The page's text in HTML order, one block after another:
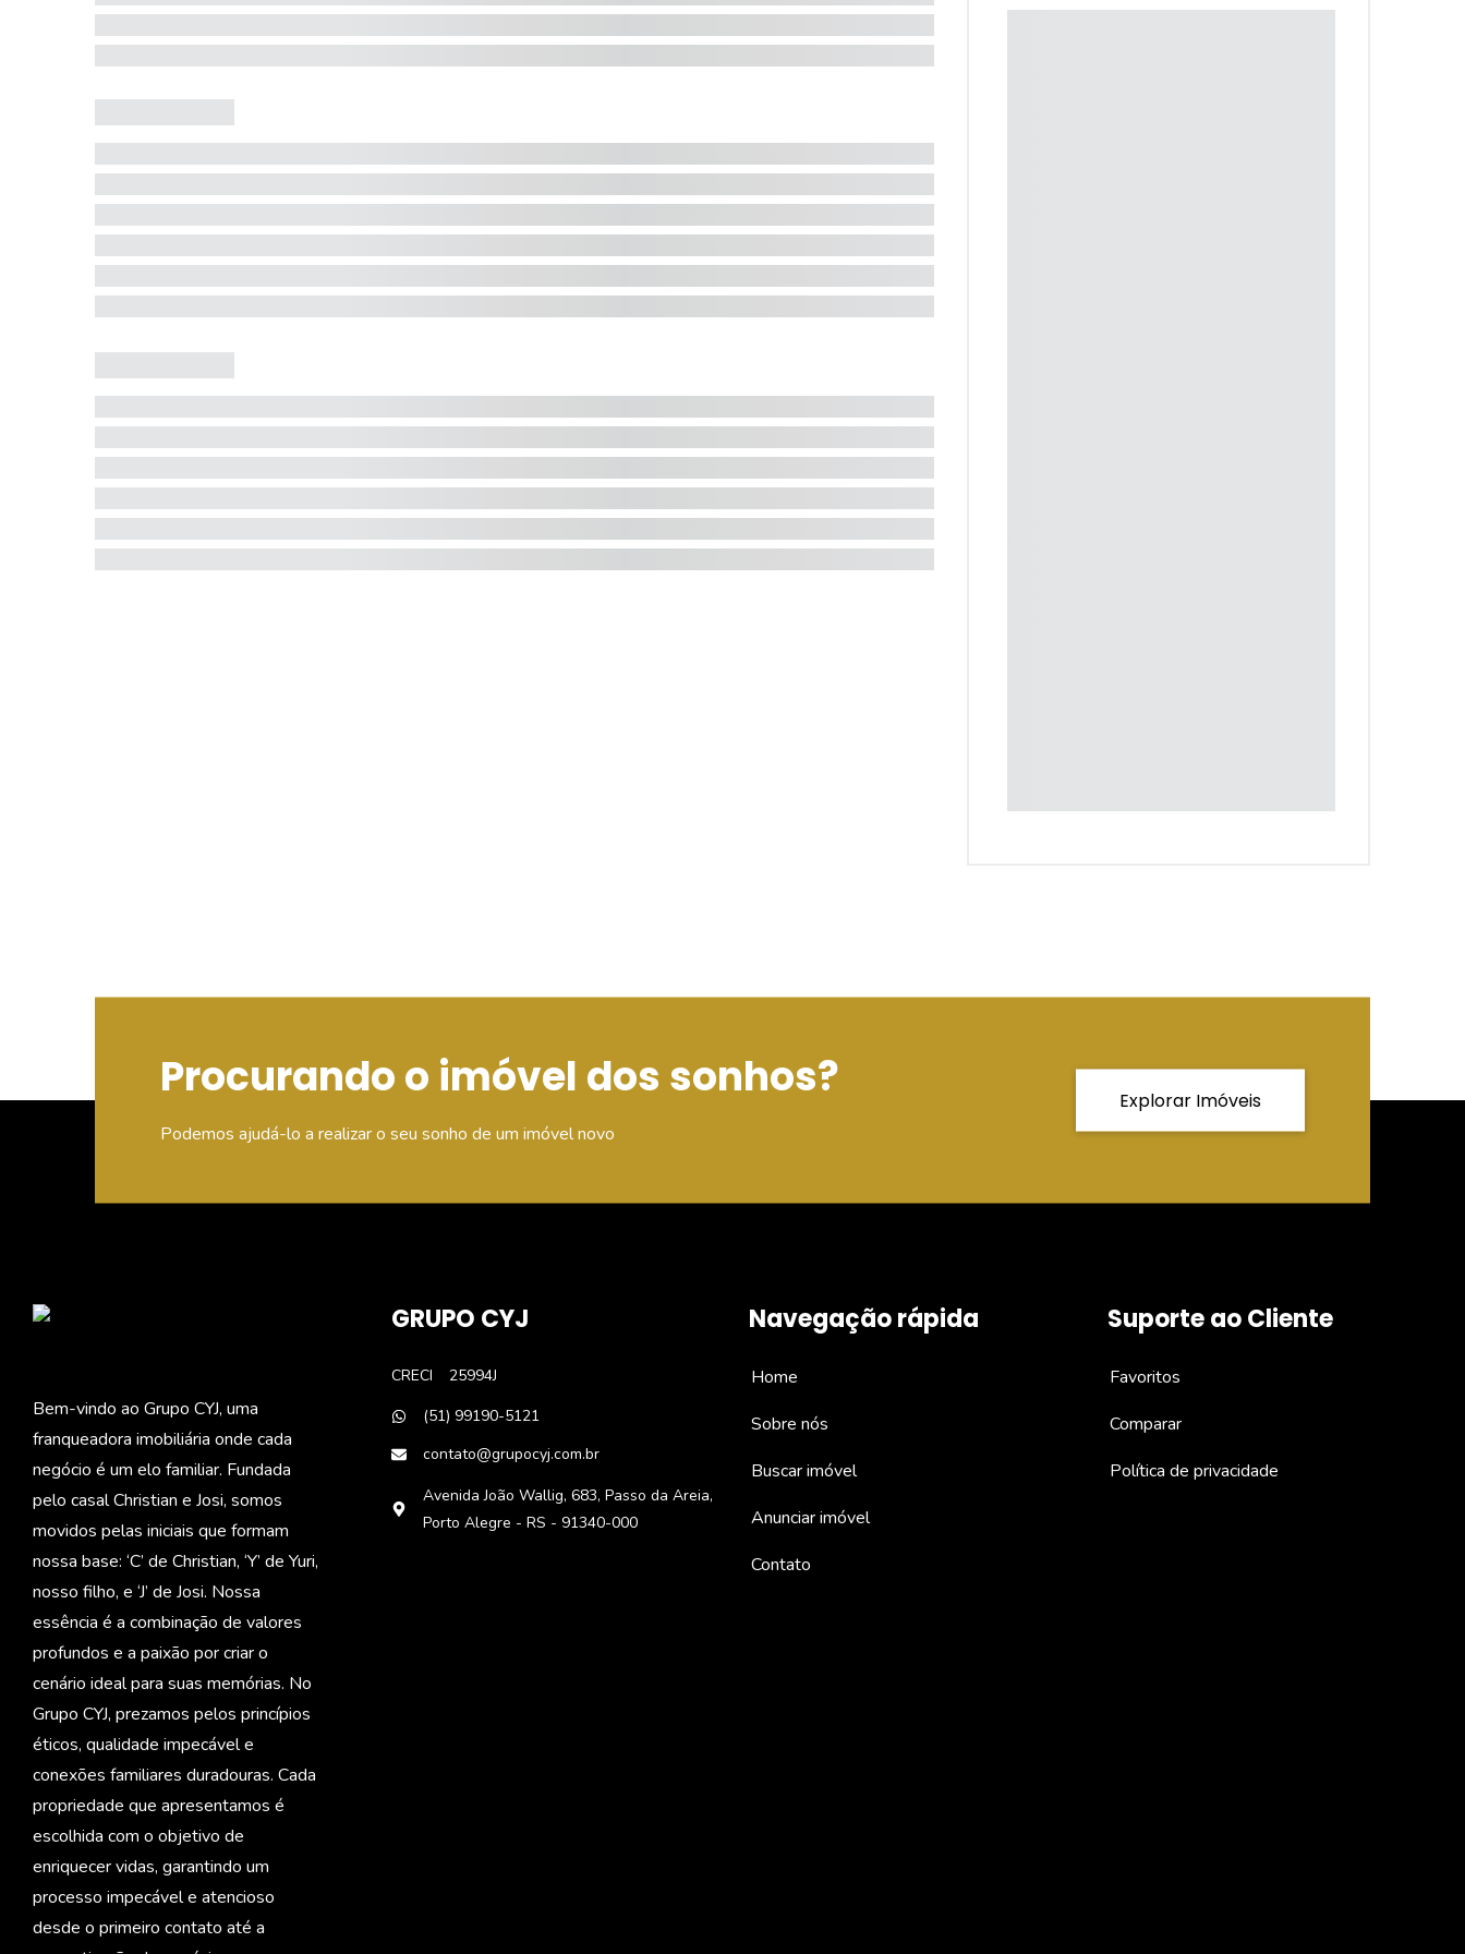
Procurando o imóvel dos sonhos?
Podemos ajudá-lo a realizar o seu sonho de um imóvel novo
Explorar Imóveis
Bem-vindo ao Grupo CYJ, uma
franqueadora imobiliária onde cada
negócio é um elo familiar. Fundada
pelo casal Christian e Josi, somos
movidos pelas iniciais que formam
nossa base: ‘C’ de Christian, ‘Y’ de Yuri,
nosso filho, e ‘J’ de Josi. Nossa
essência é a combinação de valores
profundos e a paixão por criar o
cenário ideal para suas memórias. No
Grupo CYJ, prezamos pelos princípios
éticos, qualidade impecável e
conexões familiares duradouras. Cada
propriedade que apresentamos é
escolhida com o objetivo de
enriquecer vidas, garantindo um
processo impecável e atencioso
desde o primeiro contato até a
GRUPO CYJ
CRECI
25994J
(51) 99190-5121
contato@grupocyj.com.br
Avenida João Wallig, 683, Passo da Areia,
Porto Alegre - RS - 91340-000
Navegação rápida
Home
Sobre nós
Buscar imóvel
Anunciar imóvel
Contato
Suporte ao Cliente
Favoritos
Comparar
Política de privacidade